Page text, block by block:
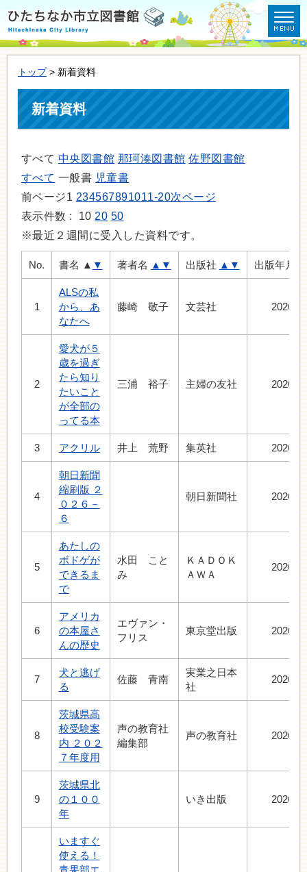
トップ> 新着資料
新着資料
すべて 中央図書館 那珂湊図書館 佐野図書館
すべて 一般書 児童書
前ページ1 234567891011-20次ページ
表示件数 : 10 20 50
※最近２週間に受入した資料です。
No. 書名 ▲ ▼ 著者名 ▲ ▼ 出版社 ▲ ▼ 出版年月
1
ALSの私
から、あ
なたへ
藤崎 敬子 文芸社 2026.3
2
愛犬が５
歳を過ぎ
たら知り
たいこと
が全部の
ってる本
三浦 裕子 主婦の友社 2026.5
3 アクリル 井上 荒野 集英社 2026.7
4
朝日新聞
縮刷版 ２
０２６－
６
朝日新聞社 2026.7
5
あたしの
ボドゲが
できるま
で
水田 こと
み
ＫＡＤＯＫ
ＡＷＡ
2026.4
6
アメリカ
の本屋さ
んの歴史
エヴァン・
フリス
東京堂出版 2026.8
7
犬と逃げ
る
佐藤 青南
実業之日本
社
2026.7
8
茨城県高
校受験案
内 ２０２
７年度用
声の教育社
編集部
声の教育社 2026.7
9
茨城県北
の１００
年
いき出版 2026.8
いますぐ
使える！
青果部エ